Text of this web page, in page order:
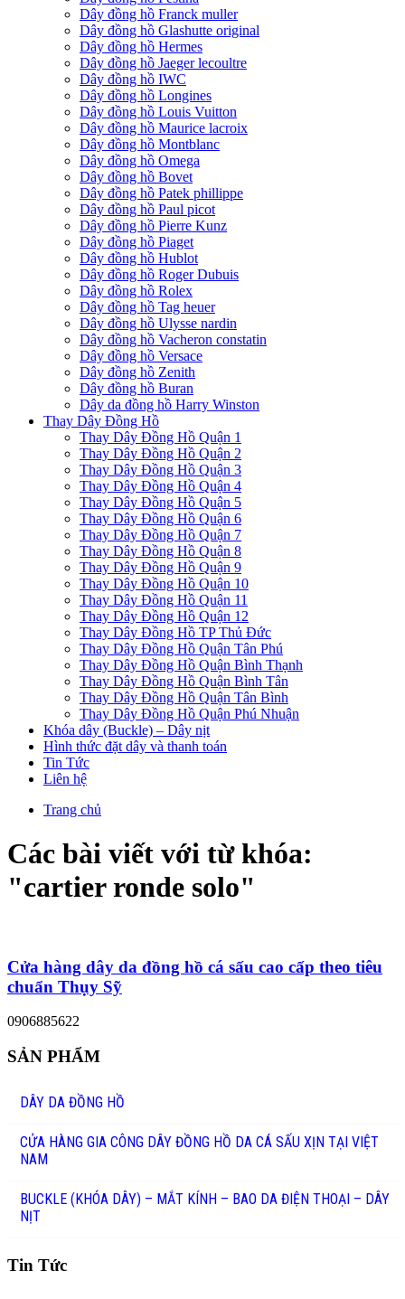
Dây đồng hồ Franck muller
Dây đồng hồ Glashutte original
Dây đồng hồ Hermes
Dây đồng hồ Jaeger lecoultre
Dây đồng hồ IWC
Dây đồng hồ Longines
Dây đồng hồ Louis Vuitton
Dây đồng hồ Maurice lacroix
Dây đồng hồ Montblanc
Dây đồng hồ Omega
Dây đồng hồ Bovet
Dây đồng hồ Patek phillippe
Dây đồng hồ Paul picot
Dây đồng hồ Pierre Kunz
Dây đồng hồ Piaget
Dây đồng hồ Hublot
Dây đồng hồ Roger Dubuis
Dây đồng hồ Rolex
Dây đồng hồ Tag heuer
Dây đồng hồ Ulysse nardin
Dây đồng hồ Vacheron constatin
Dây đồng hồ Versace
Dây đồng hồ Zenith
Dây đồng hồ Buran
Dây da đồng hồ Harry Winston
Thay Dây Đồng Hồ
Thay Dây Đồng Hồ Quận 1
Thay Dây Đồng Hồ Quận 2
Thay Dây Đồng Hồ Quận 3
Thay Dây Đồng Hồ Quận 4
Thay Dây Đồng Hồ Quận 5
Thay Dây Đồng Hồ Quận 6
Thay Dây Đồng Hồ Quận 7
Thay Dây Đồng Hồ Quận 8
Thay Dây Đồng Hồ Quận 9
Thay Dây Đồng Hồ Quận 10
Thay Dây Đồng Hồ Quận 11
Thay Dây Đồng Hồ Quận 12
Thay Dây Đồng Hồ TP Thủ Đức
Thay Dây Đồng Hồ Quận Tân Phú
Thay Dây Đồng Hồ Quận Bình Thạnh
Thay Dây Đồng Hồ Quận Bình Tân
Thay Dây Đồng Hồ Quận Tân Bình
Thay Dây Đồng Hồ Quận Phú Nhuận
Khóa dây (Buckle) – Dây nịt
Hình thức đặt dây và thanh toán
Tin Tức
Liên hệ
Trang chủ
Các bài viết với từ khóa:
"cartier ronde solo"
Cửa hàng dây da đồng hồ cá sấu cao cấp theo tiêu
chuẩn Thụy Sỹ
0906885622
SẢN PHẨM
DÂY DA ĐỒNG HỒ
CỬA HÀNG GIA CÔNG DÂY ĐỒNG HỒ DA CÁ SẤU XỊN TẠI VIỆT
NAM
BUCKLE (KHÓA DÂY) – MẮT KÍNH – BAO DA ĐIỆN THOẠI – DÂY
NỊT
Tin Tức